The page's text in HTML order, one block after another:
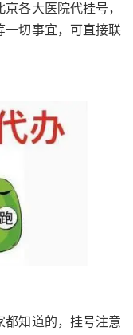
各大医院代挂号，
一切事宜，可直接联
都知道的，挂号注意